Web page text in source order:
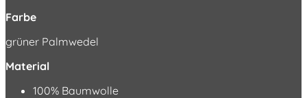
Farbe
grüner Palmwedel
Material
100% Baumwolle